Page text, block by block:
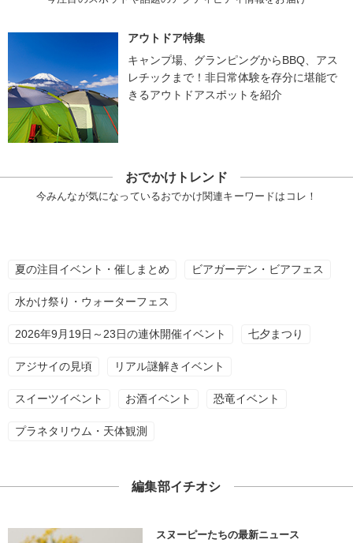
アウトドア特集
キャンプ場、グランピングからBBQ、アス
レチックまで！非日常体験を存分に堪能で
きるアウトドアスポットを紹介
おでかけトレンド
今みんなが気になっているおでかけ関連キーワードはコレ！
夏の注目イベント・催しまとめ ビアガーデン・ビアフェス
水かけ祭り・ウォーターフェス
2026年9月19日～23日の連休開催イベント 七夕まつり
アジサイの見頃 リアル謎解きイベント
スイーツイベント お酒イベント 恐竜イベント
プラネタリウム・天体観測
編集部イチオシ
スヌーピーたちの最新ニュース